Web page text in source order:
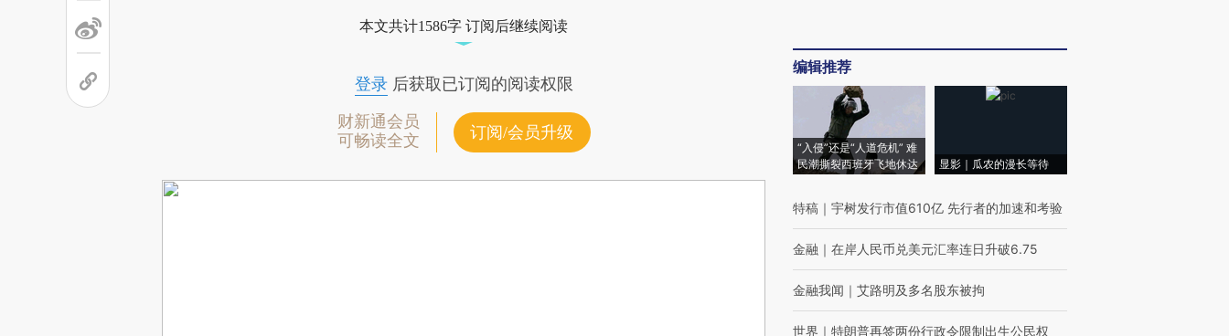
本文共计1586字 订阅后继续阅读
登录后获取已订阅的阅读权限
财新通会员
可畅读全文
订阅/会员升级
编辑推荐
“入侵”还是“人道危机” 难
民潮撕裂西班牙飞地休达
显影｜瓜农的漫长等待
特稿 ｜ 宇树发行市值610亿 先行者的加速和考验
金融 ｜ 在岸人民币兑美元汇率连日升破6.75
金融我闻 ｜ 艾路明及多名股东被拘
世界 ｜ 特朗普再签两份行政令限制出生公民权